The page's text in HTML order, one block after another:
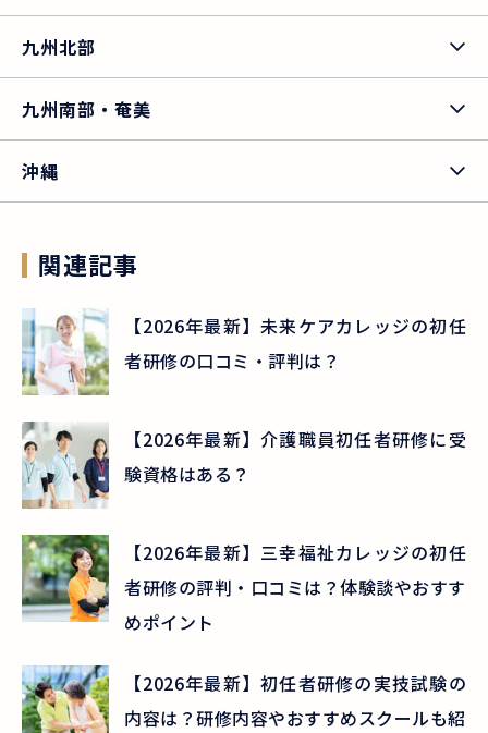
九州北部
九州南部・奄美
沖縄
関連記事
【2026年最新】未来ケアカレッジの初任
者研修の口コミ・評判は？
【2026年最新】介護職員初任者研修に受
験資格はある？
【2026年最新】三幸福祉カレッジの初任
者研修の評判・口コミは？体験談やおすす
めポイント
【2026年最新】初任者研修の実技試験の
内容は？研修内容やおすすめスクールも紹